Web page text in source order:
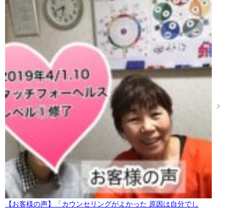
【お客様の声】「カウンセリングがよかった 原因は自分でし